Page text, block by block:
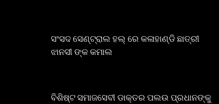
ସଂସଦ ସେଣ୍ଟ୍ରାଲ ହଲ୍ ରେ କଳାହାଣ୍ଡି ଛାତ୍ରୀ
ଝାନସୀ ଙ୍କ କମାଲ
ବିଶିଷ୍ଟ ସମାଜସେବୀ ଡାକ୍ତର ପଲଉ ପ୍ରଧାନଙ୍କୁ